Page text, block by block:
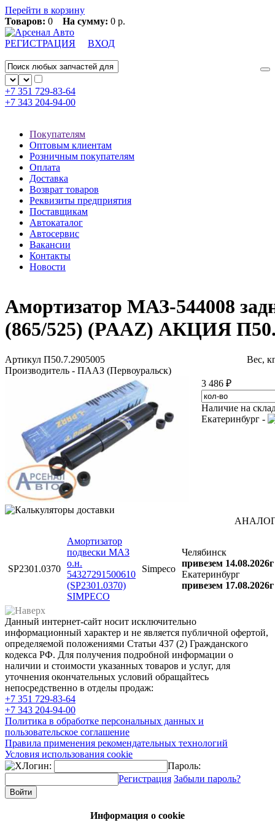
Перейти в корзину
Товаров: 0 На сумму: 0 р.
РЕГИСТРАЦИЯ ВХОД
+7 351 729-83-64
+7 343 204-94-00
Покупателям
Оптовым клиентам
Розничным покупателям
Оплата
Доставка
Возврат товаров
Реквизиты предприятия
Поставщикам
Автокаталог
Автосервис
Вакансии
Контакты
Новости
Амортизатор МАЗ-544008
(865/525) (PAAZ) АКЦИЯ
Артикул П50.7.2905005
Производитель - ПААЗ (Первоуральск)
Вес,
3 486 ₽
Наличие на
Екатеринбург -
SP2301.0370
Амортизатор
подвески МАЗ
о.н.
54327291500610
(SP2301.0370)
SIMPECO
Simpeco
Челябинск
привезем 14.08.2026г
Екатеринбург
привезем 17.08.2026г
Данный интернет-сайт носит исключительно
информационный характер и не является публичной офертой,
определяемой положениями Статьи 437 (2) Гражданского
кодекса РФ. Для получения подробной информации о
наличии и стоимости указанных товаров и услуг, для
уточнения окончательных условий обращайтесь
непосредственно в отделы продаж:
+7 351 729-83-64
+7 343 204-94-00
Политика в обработке персональных данных и
пользовательское соглашение
Правила применения рекомендательных технологий
Условия использования cookie
Логин:
Пароль:
Регистрация Забыли пароль?
Информация о cookie